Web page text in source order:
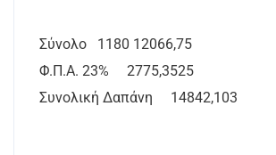
Σύνολο 1180 12066,75
Φ.Π.Α. 23% 2775,3525
Συνολική Δαπάνη 14842,103